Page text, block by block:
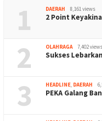
1 DAERAH 8,161 views
2 Point
2 OLAHRAGA 7,402 views
Sukses
3 HEADLINE, DAERAH
PEKA Galang